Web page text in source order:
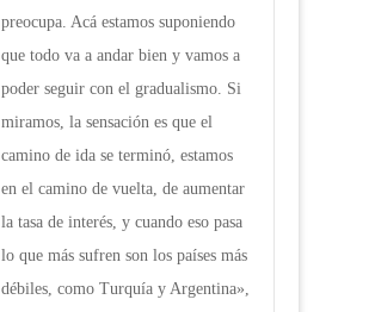
preocupa. Acá estamos suponiendo
que todo va a andar bien y vamos a
poder seguir con el gradualismo. Si
miramos, la sensación es que el
camino de ida se terminó, estamos
en el camino de vuelta, de aumentar
la tasa de interés, y cuando eso pasa
lo que más sufren son los países más
débiles, como Turquía y Argentina»,